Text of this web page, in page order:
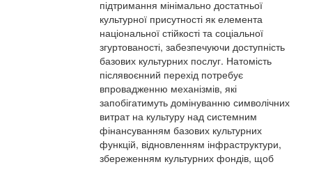
підтримання мінімально достатньої
культурної присутності як елемента
національної стійкості та соціальної
згуртованості, забезпечуючи доступність
базових культурних послуг. Натомість
післявоєнний перехід потребує
впровадженню механізмів, які
запобігатимуть домінуванню символічних
витрат на культуру над системним
фінансуванням базових культурних
функцій, відновленням інфраструктури,
збереженням культурних фондів, щоб